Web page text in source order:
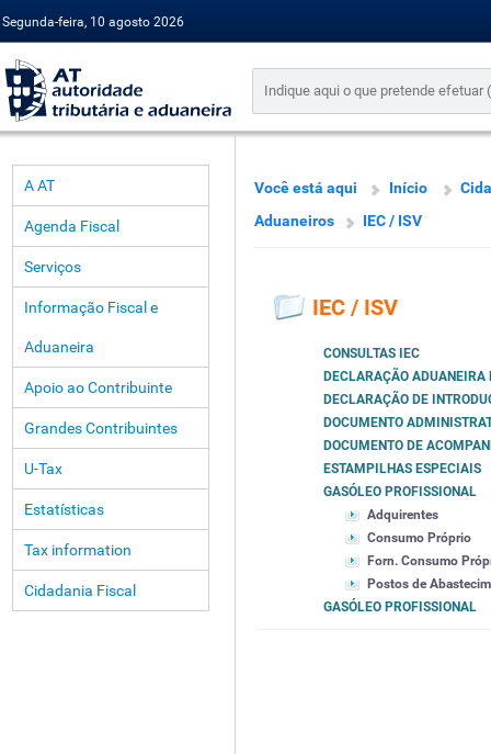
Segunda-feira, 10 agosto 2026
A AT
Agenda Fiscal
Serviços
Informação Fiscal e
Aduaneira
Apoio ao Contribuinte
Grandes Contribuintes
U-Tax
Estatísticas
Tax information
Cidadania Fiscal
Você está aqui Início
Aduaneiros
IEC / ISV
IEC / ISV
CONSULTAS IEC
DECLARAÇÃO
DECLARAÇÃO DE
DOCUMENTO
DOCUMENTO DE
ESTAMPILHAS ESPECIAIS
GASÓLEO PROFISSIONAL
Adquirentes
Consumo Próprio
Forn. Consumo
Postos de
GASÓLEO PROFISSIONAL